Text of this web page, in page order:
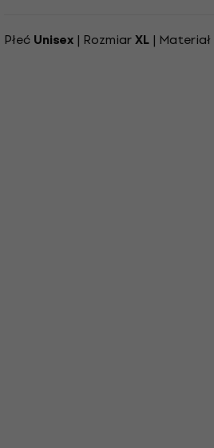
Płeć Unisex | RozmiarXL | Materiał